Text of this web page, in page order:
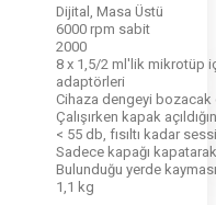
Dijital, Masa Üstü
6000 rpm sabit
2000
8 x 1,5/2 ml'lik mikrotüp
adaptörleri
Cihaza dengeyi bozacak
Çalışırken kapak
< 55 db, fısıltı kadar
Sadece kapağı
Bulunduğu yerde
1,1 kg